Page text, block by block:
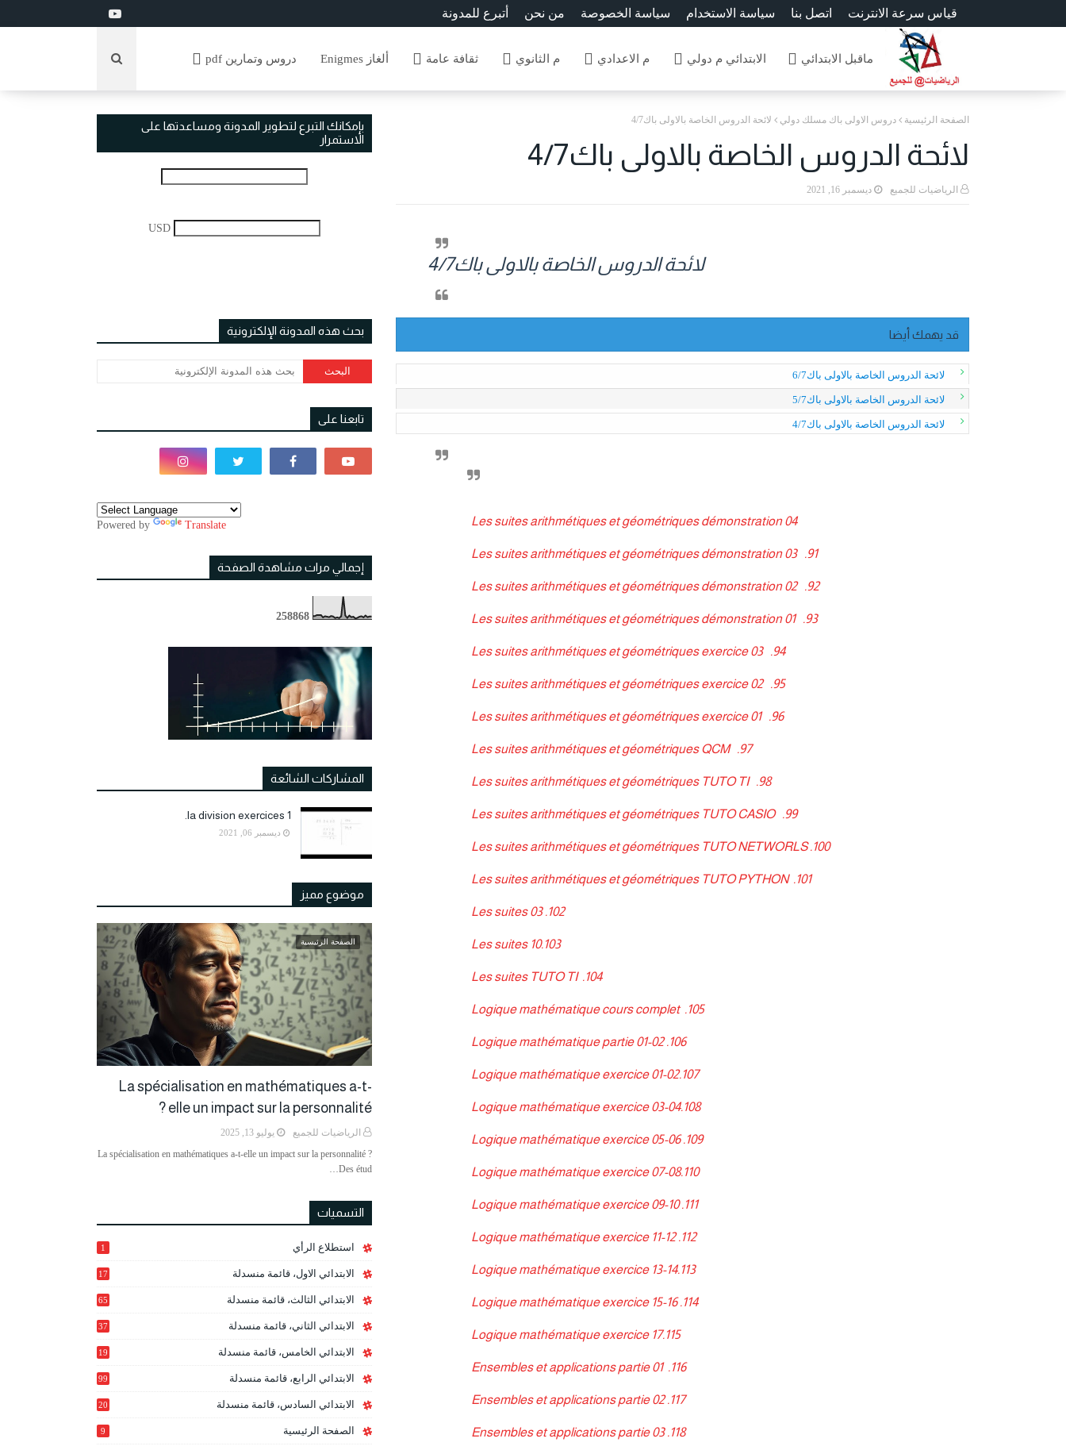
أتبرع للمدونة من نحن سياسة الخصوصة سياسة الاستخدام اتصل بنا قياس سرعة الانترنت
ماقبل الابتدائي الابتدائي م دولي م الاعدادي م الثانوي ثقافة عامة ألغاز Enigmes دروس وتمارين pdf
الصفحة الرئيسية دروس الاولى باك مسلك دولي لائحة الدروس الخاصة بالاولى باك4/7
لائحة الدروس الخاصة بالاولى باك4/7
الرياضيات للجميع ديسمبر 16, 2021
لائحة الدروس الخاصة بالاولى باك4/7
قد يهمك أيضا
لائحة الدروس الخاصة بالاولى باك6/7
لائحة الدروس الخاصة بالاولى باك5/7
لائحة الدروس الخاصة بالاولى باك4/7
Les suites arithmétiques et géométriques démonstration 04
91.
Les suites arithmétiques et géométriques démonstration 03
92.
Les suites arithmétiques et géométriques démonstration 02
93.
Les suites arithmétiques et géométriques démonstration 01
94.
Les suites arithmétiques et géométriques exercice 03
95.
Les suites arithmétiques et géométriques exercice 02
96.
Les suites arithmétiques et géométriques exercice 01
97.
Les suites arithmétiques et géométriques QCM
98.
Les suites arithmétiques et géométriques TUTO TI
99.
Les suites arithmétiques et géométriques TUTO CASIO
100.
Les suites arithmétiques et géométriques TUTO NETWORLS
101.
Les suites arithmétiques et géométriques TUTO PYTHON
102.
Les suites 03
103.Les suites 10
104.
Les suites TUTO TI
105.
Logique mathématique cours complet
106.
Logique mathématique partie 01-02
107.Logique mathématique exercice 01-02
108.Logique mathématique exercice 03-04
109.
Logique mathématique exercice 05-06
110.Logique mathématique exercice 07-08
111.
Logique mathématique exercice 09-10
112.
Logique mathématique exercice 11-12
113.Logique mathématique exercice 13-14
114.
Logique mathématique exercice 15-16
115.Logique mathématique exercice 17
116.
Ensembles et applications partie 01
117.
Ensembles et applications partie 02
118.
Ensembles et applications partie 03
بإمكانك التبرع لتطوير المدونة ومساعدتها على
الاستمرار
USD
بحث هذه المدونة الإلكترونية
تابعنا على
Powered by Translate
إجمالي مرات مشاهدة الصفحة
258868
المشاركات الشائعة
la division exercices 1.
ديسمبر 06, 2021
موضوع مميز
الصفحة الرئيسية
La spécialisation en mathématiques a-t-
elle un impact sur la personnalité ?
الرياضيات للجميع
يوليو 13, 2025
La spécialisation en mathématiques a-t-elle un impact sur la personnalité ?
Des étud…
التسميات
استطلاع الرأي 1
الابتدائي الاول، قائمة منسدلة 17
الابتدائي الثالث، قائمة منسدلة 65
الابتدائي الثاني، قائمة منسدلة 37
الابتدائي الخامس، قائمة منسدلة
19
الابتدائي الرابع، قائمة منسدلة 99
الابتدائي السادس، قائمة منسدلة
20
الصفحة الرئيسية 9